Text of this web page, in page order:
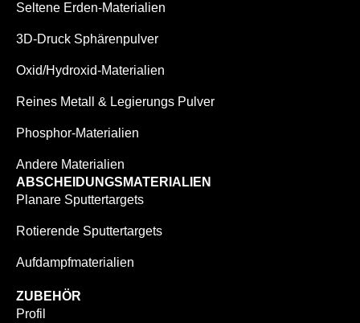
Seltene Erden-Materialien
3D-Druck Sphärenpulver
Oxid/Hydroxid-Materialien
Reines Metall & Legierungs Pulver
Phosphor-Materialien
Andere Materialien
ABSCHEIDUNGSMATERIALIEN
Planare Sputtertargets
Rotierende Sputtertargets
Aufdampfmaterialien
ZUBEHÖR
Profil